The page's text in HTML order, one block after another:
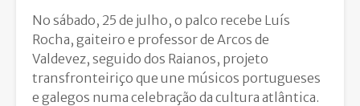
No sábado, 25 de julho, o palco recebe Luís
Rocha, gaiteiro e professor de Arcos de
Valdevez, seguido dos Raianos, projeto
transfronteiriço que une músicos portugueses
e galegos numa celebração da cultura atlântica.